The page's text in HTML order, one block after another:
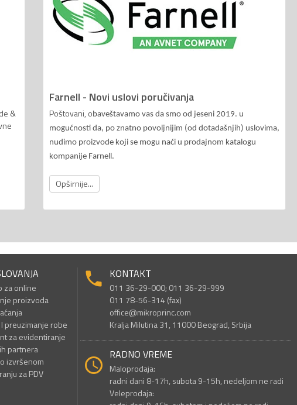
&
Farnell - Novi uslovi poručivanja
Poštovani, o baveštavamo vas da smo od jeseni 2019. u
mogućnosti da, po znatno povoljnijim (od dotadašnjih) uslovima,
nudimo proizvode koji se mogu naći u prodajnom katalogu
kompanije Farnell.
Opširnije...
za online
proizvoda
preuzimanje robe
za evidentiranje
partnera
izvršenom
za PDV
KONTAKT
011 36-29-000; 011 36-29-999
011 78-56-314 (fax)
office@mikroprinc.com
Kralja Milutina 31, 11000 Beograd, Srbija
RADNO VREME
Maloprodaja:
radni dani 8-17h, subota 9-15h, nedeljom ne radi
Veleprodaja: